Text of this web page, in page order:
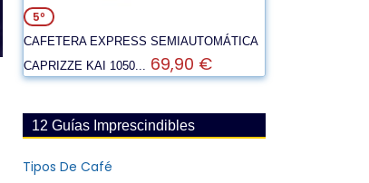
5º
CAFETERA EXPRESS SEMIAUTOMÁTICA
CAPRIZZE KAI 1050... 69,90 €
12 Guías Imprescindibles
Tipos De Café